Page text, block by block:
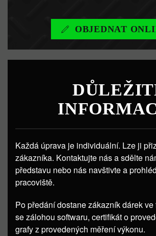
OBJEDNAT
Každá úprava je individuální. Lze ji
zákazníka. Kontaktujte nás a sdělte
představu nebo nás navštivte a
pracoviště.
Po předání dostane zákazník dárek
se zálohou softwaru, certifikát o
grafy z provedených měření výkonu.